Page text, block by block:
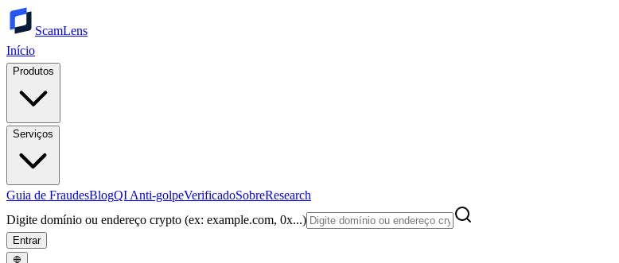
ScamLens
Início
Produtos
Serviços
Guia de FraudesBlogQI Anti-golpeVerificadoSobreResearch
Digite domínio ou endereço crypto (ex: example.com, 0x...)
Entrar